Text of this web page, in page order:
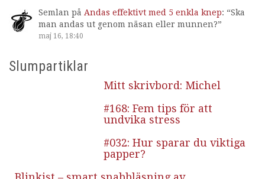
Semlan på Andas effektivt med 5 enkla knep: “Ska
man andas ut genom näsan eller munnen?”
maj 16, 18:40
Slumpartiklar
Mitt skrivbord: Michel
#168: Fem tips för att
undvika stress
#032: Hur sparar du viktiga
papper?